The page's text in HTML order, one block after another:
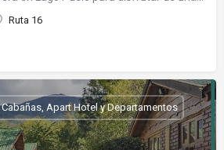
Ruta 16
Cabañas, Apart Hotel y Departamentos